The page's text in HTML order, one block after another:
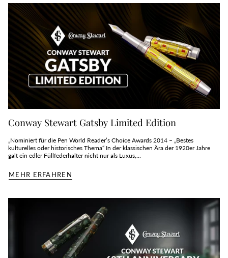
Conway Stewart Gatsby Limited Edition
„Nominiert für die Pen World Reader’s Choice Awards 2014 – „Bestes
kulturelles oder historisches Thema“ In der klassischen Ära der 1920er Jahre
galt ein edler Füllfederhalter nicht nur als Luxus,...
MEHR ERFAHREN